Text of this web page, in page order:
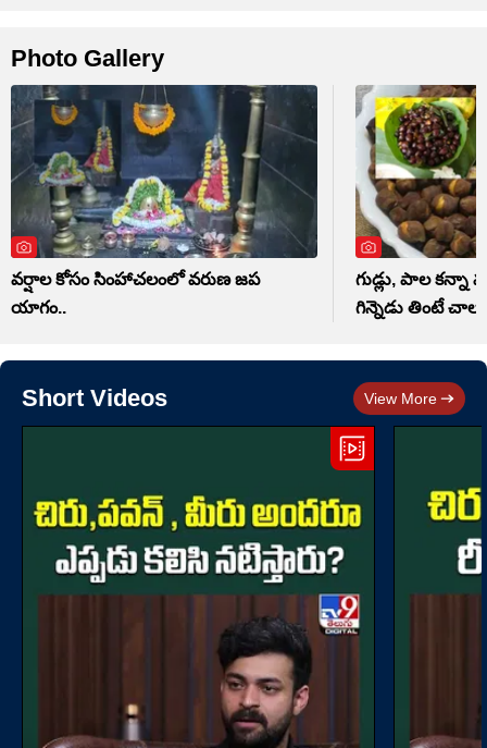
Photo Gallery
వర్షాల కోసం సింహాచలంలో వరుణ జప
యాగం..
గుడ్లు, పాల కన్నా
గిన్నెడు తింటే చాలు
Short Videos View More